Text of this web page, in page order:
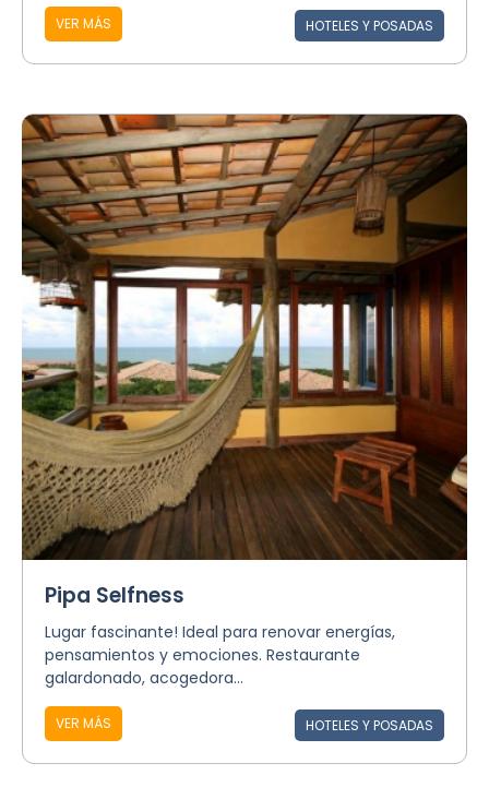
VER MÁS HOTELES Y POSADAS
Pipa Selfness
Lugar fascinante! Ideal para renovar energías,
pensamientos y emociones. Restaurante
galardonado, acogedora...
VER MÁS HOTELES Y POSADAS